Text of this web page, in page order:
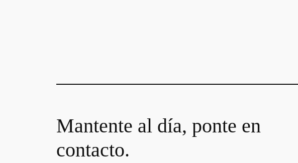
Mantente al día, ponte en
contacto.